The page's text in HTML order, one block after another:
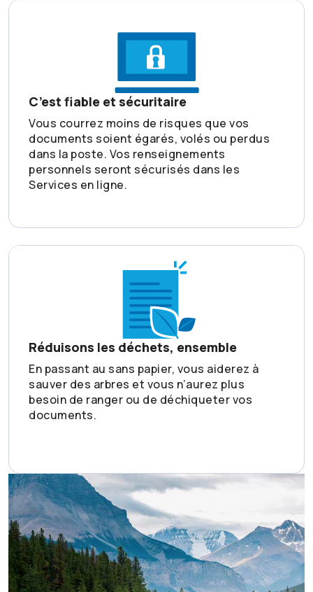
C’est fiable et sécuritaire
Vous courrez moins de risques que vos
documents soient égarés, volés ou perdus
dans la poste. Vos renseignements
personnels seront sécurisés dans les
Services en ligne.
Réduisons les déchets, ensemble
En passant au sans papier, vous aiderez à
sauver des arbres et vous n’aurez plus
besoin de ranger ou de déchiqueter vos
documents.